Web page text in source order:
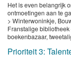
Het is even belangrijk
ontmoetingen aan te
> Winterwoninkje,
Franstalige
boekenbazaar,
Prioriteit 3: